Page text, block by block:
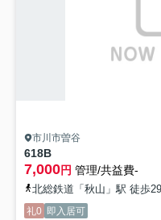
市川市曽谷
618B
7,000円 管理/共益費-
北総鉄道「秋山」駅 徒歩
礼0 即入居可